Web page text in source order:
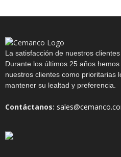
La satisfacción de nuestros
Durante los últimos 25 años
nuestros clientes como prioritarias
mantener su lealtad y preferencia.
Contáctanos: